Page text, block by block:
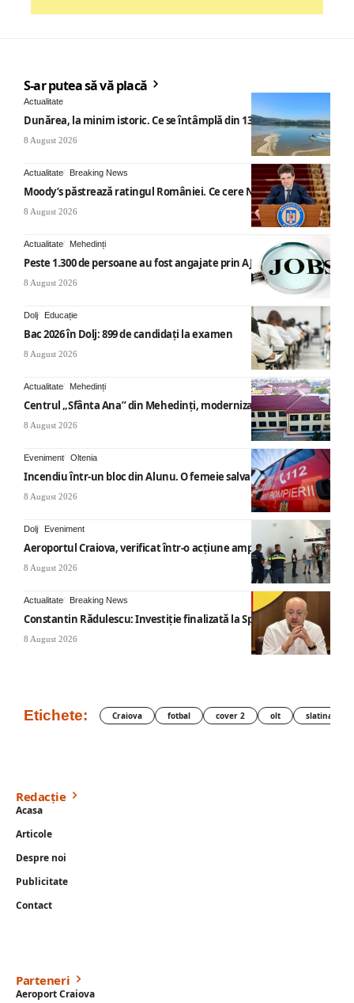
S-ar putea să vă placă
Actualitate
Dunărea, la minim istoric. Ce se întâmplă din 13 august
8 August 2026
Actualitate Breaking News
Moody’s păstrează ratingul României. Ce cere Nicușor Dan
8 August 2026
Actualitate Mehedinți
Peste 1.300 de persoane au fost angajate prin AJOFM Mehedinți
8 August 2026
Dolj Educație
Bac 2026 în Dolj: 899 de candidați la examen
8 August 2026
Actualitate Mehedinți
Centrul „Sfânta Ana” din Mehedinți, modernizat
8 August 2026
Eveniment Oltenia
Incendiu într-un bloc din Alunu. O femeie salvată
8 August 2026
Dolj Eveniment
Aeroportul Craiova, verificat într-o acțiune amplă
8 August 2026
Actualitate Breaking News
Constantin Rădulescu: Investiție finalizată la Spitalul Mihăești
8 August 2026
Etichete: Craiova fotbal cover 2 olt slatina
Redacție
Acasa
Articole
Despre noi
Publicitate
Contact
Parteneri
Aeroport Craiova